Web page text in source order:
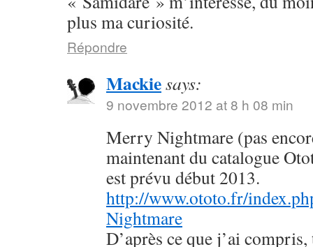
plus ma curiosité.
Répondre
Mackiesays:
9 novembre 2012 at 8 h 08 min
Merry Nightmare (pas
maintenant du catalogue
est prévu début 2013.
http://www.ototo.fr/
Nightmare
D’après ce que j’ai